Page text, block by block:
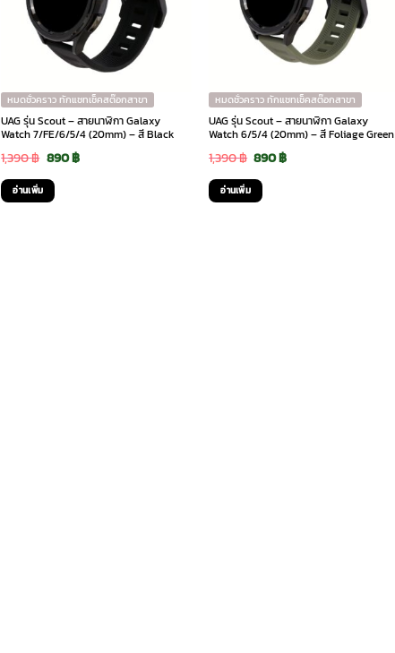
หมดชั่วคราว ทักแชทเช็คสต๊อกสาขา
UAG รุ่น Scout – สายนาฬิกา Galaxy
Watch 7/FE/6/5/4 (20mm) – สี Black
1,390฿ Original
price
was:
890฿Current
อ่านเพิ่ม
หมดชั่วคราว ทักแชทเช็คสต๊อกสาขา
UAG รุ่น Scout – สายนาฬิกา Galaxy
Watch 6/5/4 (20mm) – สี Foliage Green
1,390฿ Original
price
was:
890฿Current
อ่านเพิ่ม